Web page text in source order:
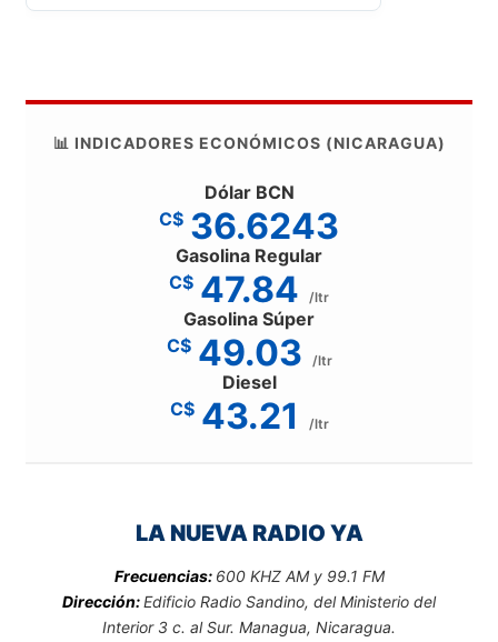
📊 INDICADORES ECONÓMICOS (NICARAGUA)
Dólar BCN
C$ 36.6243
Gasolina Regular
C$ 47.84 /ltr
Gasolina Súper
C$ 49.03 /ltr
Diesel
C$ 43.21 /ltr
LA NUEVA RADIO YA
Frecuencias: 600 KHZ AM y 99.1 FM
Dirección:Edificio Radio Sandino, del Ministerio del
Interior 3 c. al Sur. Managua, Nicaragua.